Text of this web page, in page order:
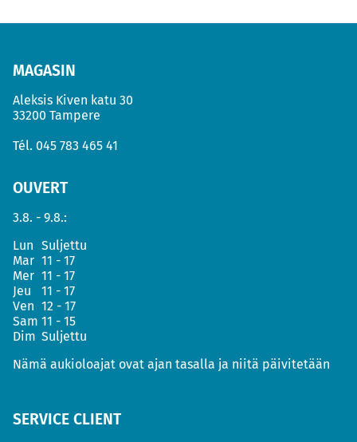
MAGASIN
Aleksis Kiven katu 30
33200 Tampere
Tél. 045 783 465 41
OUVERT
3.8. - 9.8.:
Lun Suljettu
Mar 11 - 17
Mer 11 - 17
Jeu
11 - 17
Ven 12 - 17
Sam 11 - 15
Dim Suljettu
Nämä aukioloajat ovat ajan tasalla ja niitä päivitetään
SERVICE CLIENT